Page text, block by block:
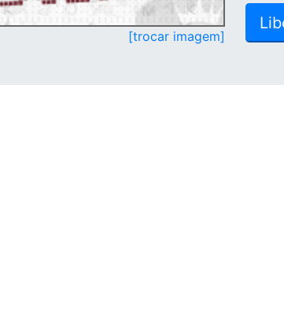
[trocar imagem]